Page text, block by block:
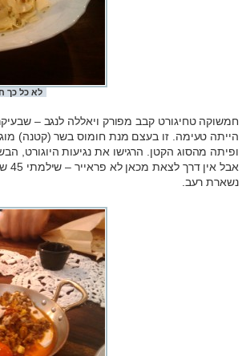
לא כל כך
חמשוקה טחיגורט קבב מפורק ויאללה לנגב –
הייתה טעימה. זו בעצם מנת חומוס בשר (קטנה)
ופיתה מהסוג הקטן. הרגישו את נגיעות היוגורט,
נשארת רעב.